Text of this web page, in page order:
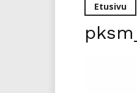
Etusivu